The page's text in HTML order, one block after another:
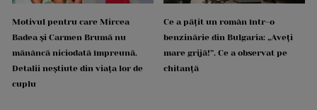
Motivul pentru care Mircea
Badea și Carmen Brumă nu
mănâncă niciodată împreună.
Detalii neștiute din viața lor de
cuplu
Ce a pățit un român într-o
benzinărie din Bulgaria: „Aveți
mare grijă!”. Ce a observat pe
chitanță